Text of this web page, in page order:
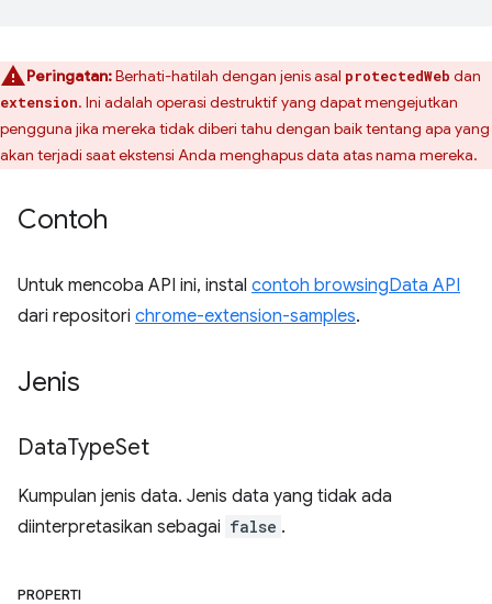
Peringatan:Berhati-hatilah dengan jenis asal protectedWeb dan
extension. Ini adalah operasi destruktif yang dapat mengejutkan
pengguna jika mereka tidak diberi tahu dengan baik tentang apa yang
akan terjadi saat ekstensi Anda menghapus data atas nama mereka.
Contoh
Untuk mencoba API ini, instal contoh browsingData API
dari repositori chrome-extension-samples.
Jenis
DataTypeSet
Kumpulan jenis data. Jenis data yang tidak ada
diinterpretasikan sebagai false .
PROPERTI